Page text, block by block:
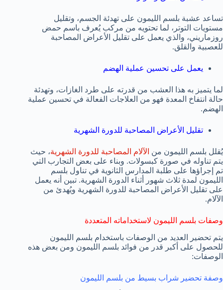
تساعد عشبة بلسم الليمون على تهدئة الجسم، وتقليل
مستويات التوتر، لما تحتويه من مركب يُعرف باسم حمض
روزماريني، والذي يعمل على تقليل الأعراض المصاحبة
للعصبية والقلق.
يعمل على تحسين عملية الهضم
لما يتميز به هذا العشب من قدرته على طرد الغازات، وتهدئة
حالة انتفاخ المعدة فهو من العلاجات الفعالة في تحسين عملية
الهضم.
تقليل الأعراض المصاحبة للدورة الشهرية
يُقلل بلسم الليمون من الآلام المصاحبة للدورة الشهرية، حيث
يتم تناوله في صورة كبسولات. وبناء على بعض التجارب التي
تم إجراؤها على طلبة المدارس الثانوية في تناول بلسم
الليمون لمدة ثلاث شهور أثناء الدورة الشهرية. تبين أنه يعمل
على تقليل الأعراض المصاحبة للدورة الشهرية ويُهدئ من
الآلام.
وصفات بلسم الليمون لاستخداماته المتعددة
يتم تحضير العديد من الوصفات باستخدام بلسم الليمون
للحصول على أكبر قدر من فوائد بلسم الليمون ومن بعض هذه
الوصفات:
وصفة تحضير شراب بسيط من بلسم الليمون